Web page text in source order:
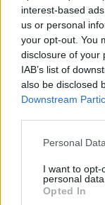
interest-based
us or personal
your opt-out. You
disclosure of your
IAB’s list of
also be disclosed
Downstream
Please note that
not limited to
grant or deny
use your data for
Personal
I want to opt-
personal data.
Opted In
Ha aggiunto che il
costruttiva delle
ogni insediamento
abitanti come passo
bancomat in ogni
conservazione delle
ministero.
funzione, non
2025, è stata aperta la
fino a 150.000 HUF
punti del servizio
le persone che vivono